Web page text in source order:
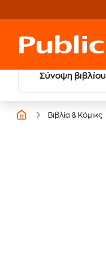
Σύνοψη βιβλίου
Βιβλία & Κόμικς